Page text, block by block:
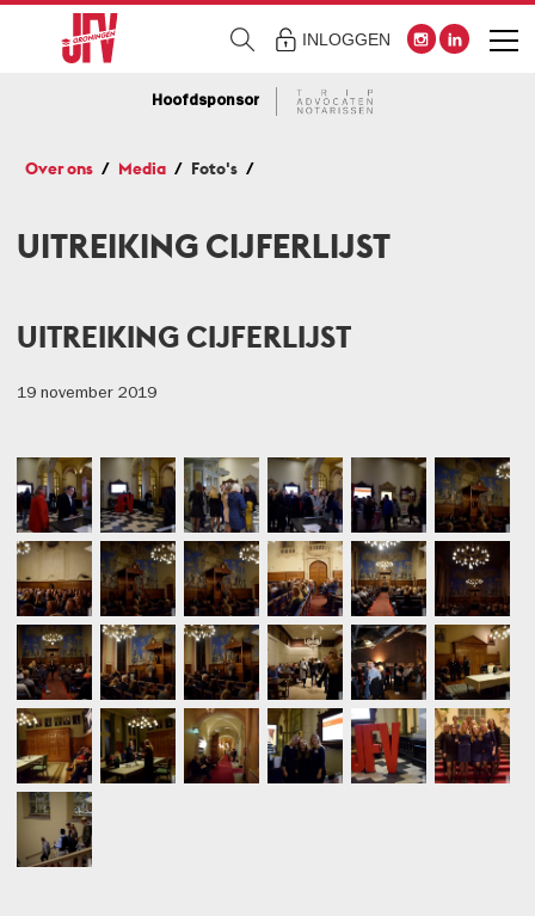
INLOGGEN
Hoofdsponsor
Over ons Media Foto's
UITREIKING CIJFERLIJST
UITREIKING CIJFERLIJST
19 november 2019